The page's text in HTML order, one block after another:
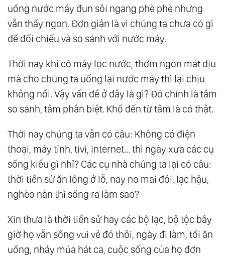
uống nước máy đun sôi ngang phè phè nhưng
vẫn thấy ngon. Đơn giản là vì chúng ta chưa có gì
để đối chiếu và so sánh với nước máy.
Thời nay khi có máy lọc nước, thơm ngon mát dịu
mà cho chúng ta uống lại nước máy thì lại chịu
không nổi. Vậy vấn đề ở đây là gì? Đó chính là tâm
so sánh, tâm phân biệt. Khổ đến từ tâm là có thật.
Thời nay chúng ta vẫn có câu: Không có điện
thoại, máy tính, tivi, internet... thì ngày xưa các cụ
sống kiểu gì nhỉ? Các cụ nhà chúng ta lại có câu:
thời tiền sử ăn lông ở lỗ, nay no mai đói, lạc hậu,
nghèo nàn thì sống ra làm sao?
Xin thưa là thời tiền sử hay các bộ lạc, bộ tộc bây
giờ họ vẫn sống vui vẻ đó thôi, ngày đi làm, tối ăn
uống, nhảy múa hát ca, cuộc sống của họ đơn